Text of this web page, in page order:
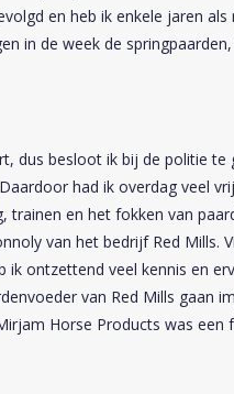
en heb ik enkele jaren
in de week de
dus besloot ik bij de politie
had ik overdag veel
en het fokken van
van het bedrijf Red Mills.
ik ontzettend veel kennis en
van Red Mills gaan
Horse Products was een